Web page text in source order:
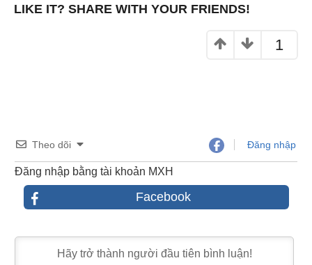
k
LIKE IT? SHARE WITH YOUR FRIENDS!
1
Theo dõi Đăng nhập
Đăng nhập bằng tài khoản MXH
Facebook